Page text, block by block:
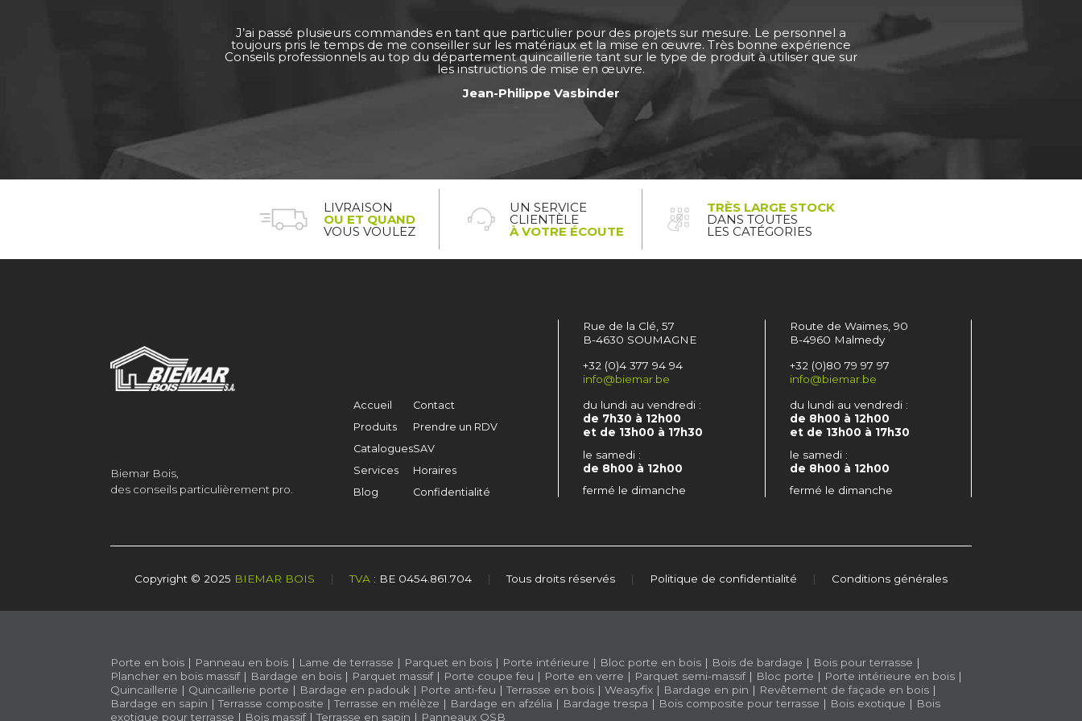
J’ai passé plusieurs commandes en tant que particulier pour des projets sur mesure. Le personnel a
toujours pris le temps de me conseiller sur les matériaux et la mise en œuvre. Très bonne expérience
Conseils professionnels au top du département quincaillerie tant sur le type de produit à utiliser que sur
les instructions de mise en œuvre.
Jean-Philippe Vasbinder
LIVRAISON
OU ET QUAND
VOUS VOULEZ
UN SERVICE
CLIENTÈLE
À VOTRE ÉCOUTE
TRÈS LARGE STOCK
DANS TOUTES
LES CATÉGORIES
Biemar Bois,
des conseils particulièrement pro.
Accueil
Produits
Catalogues
Services
Blog
Contact
Prendre un RDV
SAV
Horaires
Confidentialité
Rue de la Clé, 57
B-4630 SOUMAGNE
+32 (0)4 377 94 94
info@biemar.be
du lundi au vendredi :
de 7h30 à 12h00
et de 13h00 à 17h30
le samedi :
de 8h00 à 12h00
fermé le dimanche
Route de Waimes, 90
B-4960 Malmedy
+32 (0)80 79 97 97
info@biemar.be
du lundi au vendredi :
de 8h00 à 12h00
et de 13h00 à 17h30
le samedi :
de 8h00 à 12h00
fermé le dimanche
Copyright © 2025 BIEMAR BOIS | TVA : BE 0454.861.704 | Tous droits réservés | Politique de confidentialité | Conditions générales
Porte en bois | Panneau en bois | Lame de terrasse | Parquet en bois | Porte intérieure | Bloc porte en bois | Bois de bardage | Bois pour terrasse |
Plancher en bois massif| Bardage en bois | Parquet massif| Porte coupe feu | Porte en verre | Parquet semi-massif| Bloc porte | Porte intérieure en bois |
Quincaillerie | Quincaillerie porte | Bardage en padouk | Porte anti-feu |Terrasse en bois | Weasyfix | Bardage en pin | Revêtement de façade en bois |
Bardage en sapin |Terrasse composite |Terrasse en mélèze | Bardage en afzélia | Bardage trespa | Bois composite pour terrasse | Bois exotique | Bois
exotique pour terrasse | Bois massif|Terrasse en sapin | Panneaux OSB